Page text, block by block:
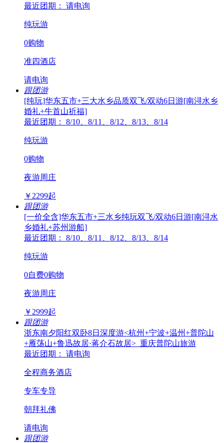
最近团期： 请电询
纯玩游
0购物
准四酒店
请电询
跟团游
[纯玩]华东五市+三大水乡品质双飞/双动6日游[南浔水乡
婚礼+牛首山祈福]
最近团期： 8/10、8/11、8/12、8/13、8/14
纯玩游
0购物
夜游周庄
￥ 2299起
跟团游
[一价全含]华东五市+三水乡纯玩双飞/双动6日游[南浔水
乡婚礼+苏州游船]
最近团期： 8/10、8/11、8/12、8/13、8/14
纯玩游
0自费0购物
夜游周庄
￥ 2999起
跟团游
浙东南夕阳红双卧8日深度游<杭州+宁波+温州+普陀山
+雁荡山+鲁迅故居·蒋介石故居>_重庆普陀山旅游
最近团期： 请电询
全程商务酒店
专车专导
朝拜礼佛
请电询
跟团游